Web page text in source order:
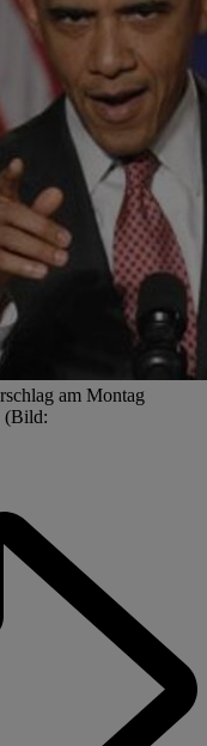
am Montag
(Bild: